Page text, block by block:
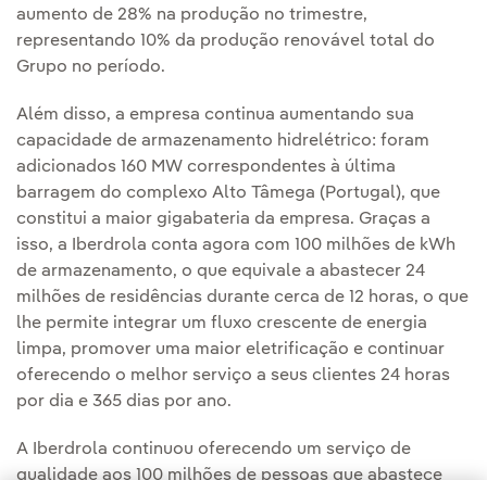
aumento de 28% na produção no trimestre,
representando 10% da produção renovável total do
Grupo no período.
Além disso, a empresa continua aumentando sua
capacidade de armazenamento hidrelétrico: foram
adicionados 160 MW correspondentes à última
barragem do complexo Alto Tâmega (Portugal), que
constitui a maior gigabateria da empresa. Graças a
isso, a Iberdrola conta agora com 100 milhões de kWh
de armazenamento, o que equivale a abastecer 24
milhões de residências durante cerca de 12 horas, o que
lhe permite integrar um fluxo crescente de energia
limpa, promover uma maior eletrificação e continuar
oferecendo o melhor serviço a seus clientes 24 horas
por dia e 365 dias por ano.
A Iberdrola continuou oferecendo um serviço de
qualidade aos 100 milhões de pessoas que abastece